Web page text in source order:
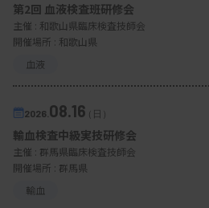
第2回 血液検査班研修会
主催 : 和歌山県臨床検査技師会
開催場所 : 和歌山県
血液
2026. 08.16（日）
輸血検査中級実技研修会
主催 : 群馬県臨床検査技師会
開催場所 : 群馬県
輸血